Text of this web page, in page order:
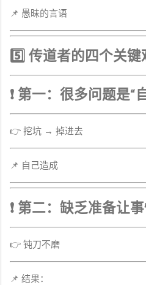
📌 愚昧的言语
5️⃣ 传道者的四个关键
❗ 第一：很多问题是“
👉 挖坑 → 掉进去
📌 自己造成
❗ 第二：缺乏准备让
👉 钝刀不磨
📌 结果：